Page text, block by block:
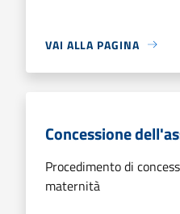
VAI ALLA PAGINA
Concessione
Procedimento di
maternità